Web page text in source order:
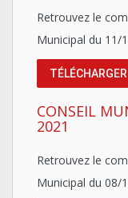
Retrouvez le
Municipal du 11/
TÉLÉCHARGER
CONSEIL
2021
Retrouvez le
Municipal du 08/